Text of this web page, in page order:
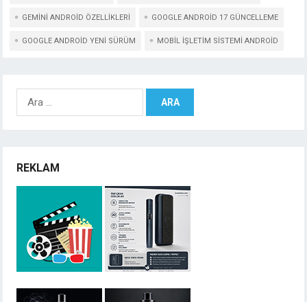
GEMINI ANDROID ÖZELLIKLERI GOOGLE ANDROID 17 GÜNCELLEME
GOOGLE ANDROID YENI SÜRÜM MOBIL IŞLETIM SISTEMI ANDROID
Arama:
REKLAM